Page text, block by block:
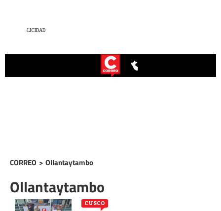
CORREO > Ollantaytambo
Ollantaytambo
CUSCO